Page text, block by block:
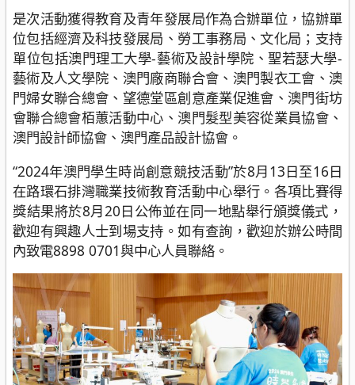
是次活動獲得教育及青年發展局作為合辦單位，協辦單
位包括經濟及科技發展局、勞工事務局、文化局；支持
單位包括澳門理工大學-藝術及設計學院、聖若瑟大學-
藝術及人文學院、澳門廠商聯合會、澳門製衣工會、澳
門婦女聯合總會、望德堂區創意產業促進會、澳門街坊
會聯合總會栢蕙活動中心、澳門髮型美容從業員協會、
澳門設計師協會、澳門產品設計協會。
“2024年澳門學生時尚創意競技活動”於8月13日至16日
在路環石排灣職業技術教育活動中心舉行。各項比賽得
獎結果將於8月20日公佈並在同一地點舉行頒獎儀式，
歡迎有興趣人士到場支持。如有查詢，歡迎於辦公時間
內致電8898 0701與中心人員聯絡。